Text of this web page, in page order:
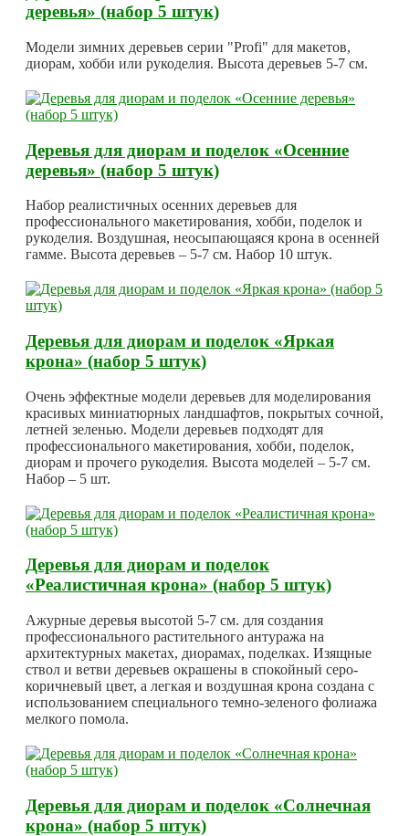
деревья» (набор 5 штук)
Модели зимних деревьев серии "Profi" для макетов,
диорам, хобби или рукоделия. Высота деревьев 5-7 см.
Деревья для диорам и поделок «Осенние
деревья» (набор 5 штук)
Набор реалистичных осенних деревьев для
профессионального макетирования, хобби, поделок и
рукоделия. Воздушная, неосыпающаяся крона в осенней
гамме. Высота деревьев – 5-7 см. Набор 10 штук.
Деревья для диорам и поделок «Яркая
крона» (набор 5 штук)
Очень эффектные модели деревьев для моделирования
красивых миниатюрных ландшафтов, покрытых сочной,
летней зеленью. Модели деревьев подходят для
профессионального макетирования, хобби, поделок,
диорам и прочего рукоделия. Высота моделей – 5-7 см.
Набор – 5 шт.
Деревья для диорам и поделок
«Реалистичная крона» (набор 5 штук)
Ажурные деревья высотой 5-7 см. для создания
профессионального растительного антуража на
архитектурных макетах, диорамах, поделках. Изящные
ствол и ветви деревьев окрашены в спокойный серо-
коричневый цвет, а легкая и воздушная крона создана с
использованием специального темно-зеленого фолиажа
мелкого помола.
Деревья для диорам и поделок «Солнечная
крона» (набор 5 штук)